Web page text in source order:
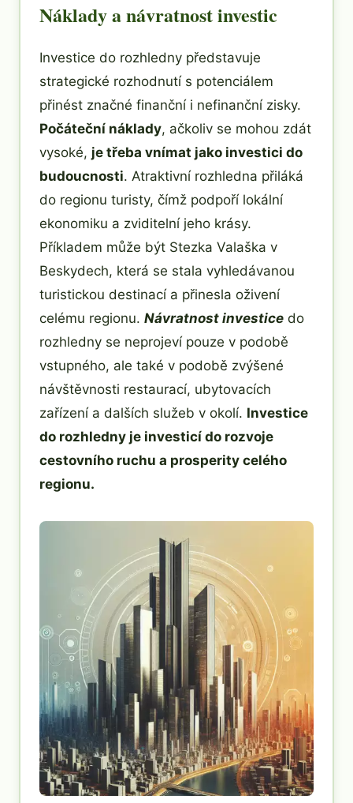
Náklady a návratnost investic
Investice do rozhledny představuje
strategické rozhodnutí s potenciálem
přinést značné finanční i nefinanční zisky.
Počáteční náklady, ačkoliv se mohou zdát
vysoké, je třeba vnímat jako investici do
budoucnosti. Atraktivní rozhledna přiláká
do regionu turisty, čímž podpoří lokální
ekonomiku a zviditelní jeho krásy.
Příkladem může být Stezka Valaška v
Beskydech, která se stala vyhledávanou
turistickou destinací a přinesla oživení
celému regionu. Návratnost investice do
rozhledny se neprojeví pouze v podobě
vstupného, ale také v podobě zvýšené
návštěvnosti restaurací, ubytovacích
zařízení a dalších služeb v okolí. Investice
do rozhledny je investicí do rozvoje
cestovního ruchu a prosperity celého
regionu.